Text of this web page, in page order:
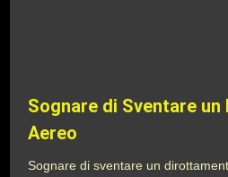
Sognare di Sventare
Aereo
Sognare di sventare un